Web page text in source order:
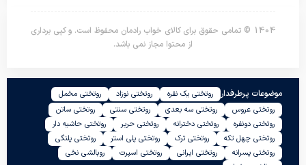
1404 © تمامی حقوق برای کالای خواب رادمان محفوظ است. و کپی برداری
از محتوا مجاز نمی باشد.
موضوعات پرطرفدار روتختی یک نفره روتختی نوزاد
روتختی مخمل
روتختی عروس
روتختی سه بعدی روتختی سنتی
روتختی ساتن
روتختی دونفره
روتختی دخترانه روتختی حریر
روتختی حاشیه دار
روتختی چهل تکه
روتختی ترک روتختی پلی استر
روتختی پلنگی
روتختی پسرانه
روتختی ایرانی روتختی اسپرت
روبالشی نخی